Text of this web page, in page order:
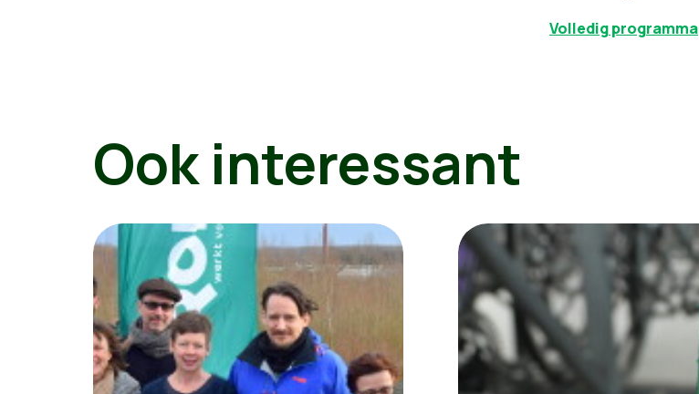
Volledig programma
Ook interessant